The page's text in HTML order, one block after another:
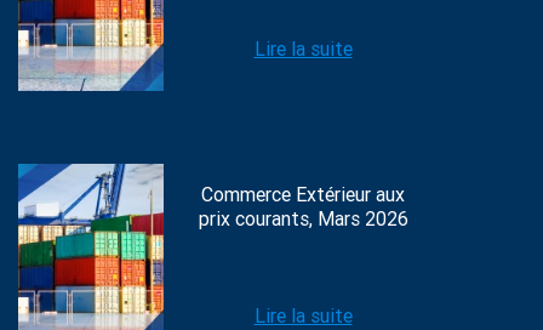
Lire la suite
Commerce Extérieur aux
prix courants, Mars 2026
Lire la suite